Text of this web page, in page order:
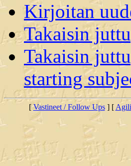
Kirjoitan
Takaisin
Takaisin
starting
[Vastineet / Follow Ups] [